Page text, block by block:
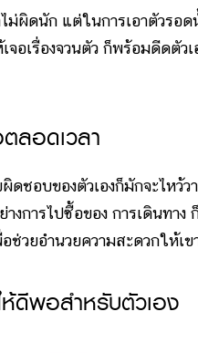
ดนัก แต่ในการเอาตัวรอด
อเรื่องจวนตัว ก็พร้อมดีดตัว
ลอดเวลา
บของตัวเองก็มักจะไหว้วา
างการไปซื้อของ การเดินทา
วยอำนวยความสะดวกให้เข
ดีพอสำหรับตัวเอง